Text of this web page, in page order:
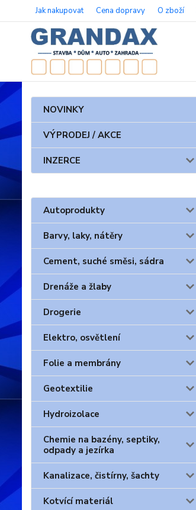
Jak nakupovat Cena dopravy O zboží
NOVINKY
VÝPRODEJ / AKCE
INZERCE
Autoprodukty
Barvy, laky, nátěry
Cement, suché směsi, sádra
Drenáže a žlaby
Drogerie
Elektro, osvětlení
Folie a membrány
Geotextilie
Hydroizolace
Chemie na bazény, septiky,
odpady a jezírka
Kanalizace, čistírny, šachty
Kotvící materiál